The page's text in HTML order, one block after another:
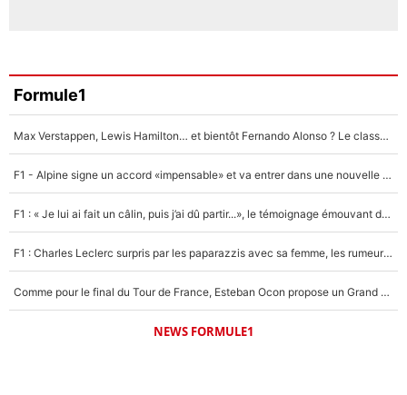
Formule1
Max Verstappen, Lewis Hamilton… et bientôt Fernando Alonso ? Le classement des pilotes les mieux payés en Formule 1 risque de changer !
F1 - Alpine signe un accord «impensable» et va entrer dans une nouvelle dimension : Grande nouvelle pour Pierre Gasly !
F1 : « Je lui ai fait un câlin, puis j’ai dû partir...», le témoignage émouvant de Max Verstappen sur sa fille
F1 : Charles Leclerc surpris par les paparazzis avec sa femme, les rumeurs étaient vraies !
Comme pour le final du Tour de France, Esteban Ocon propose un Grand Prix de Formule 1 à Paris : «Autour de l’Arc de Triomphe, ce serait génial» !
NEWS FORMULE1